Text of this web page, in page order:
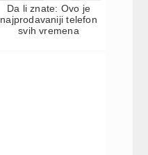
Da li znate: Ovo je
najprodavaniji telefon
svih vremena